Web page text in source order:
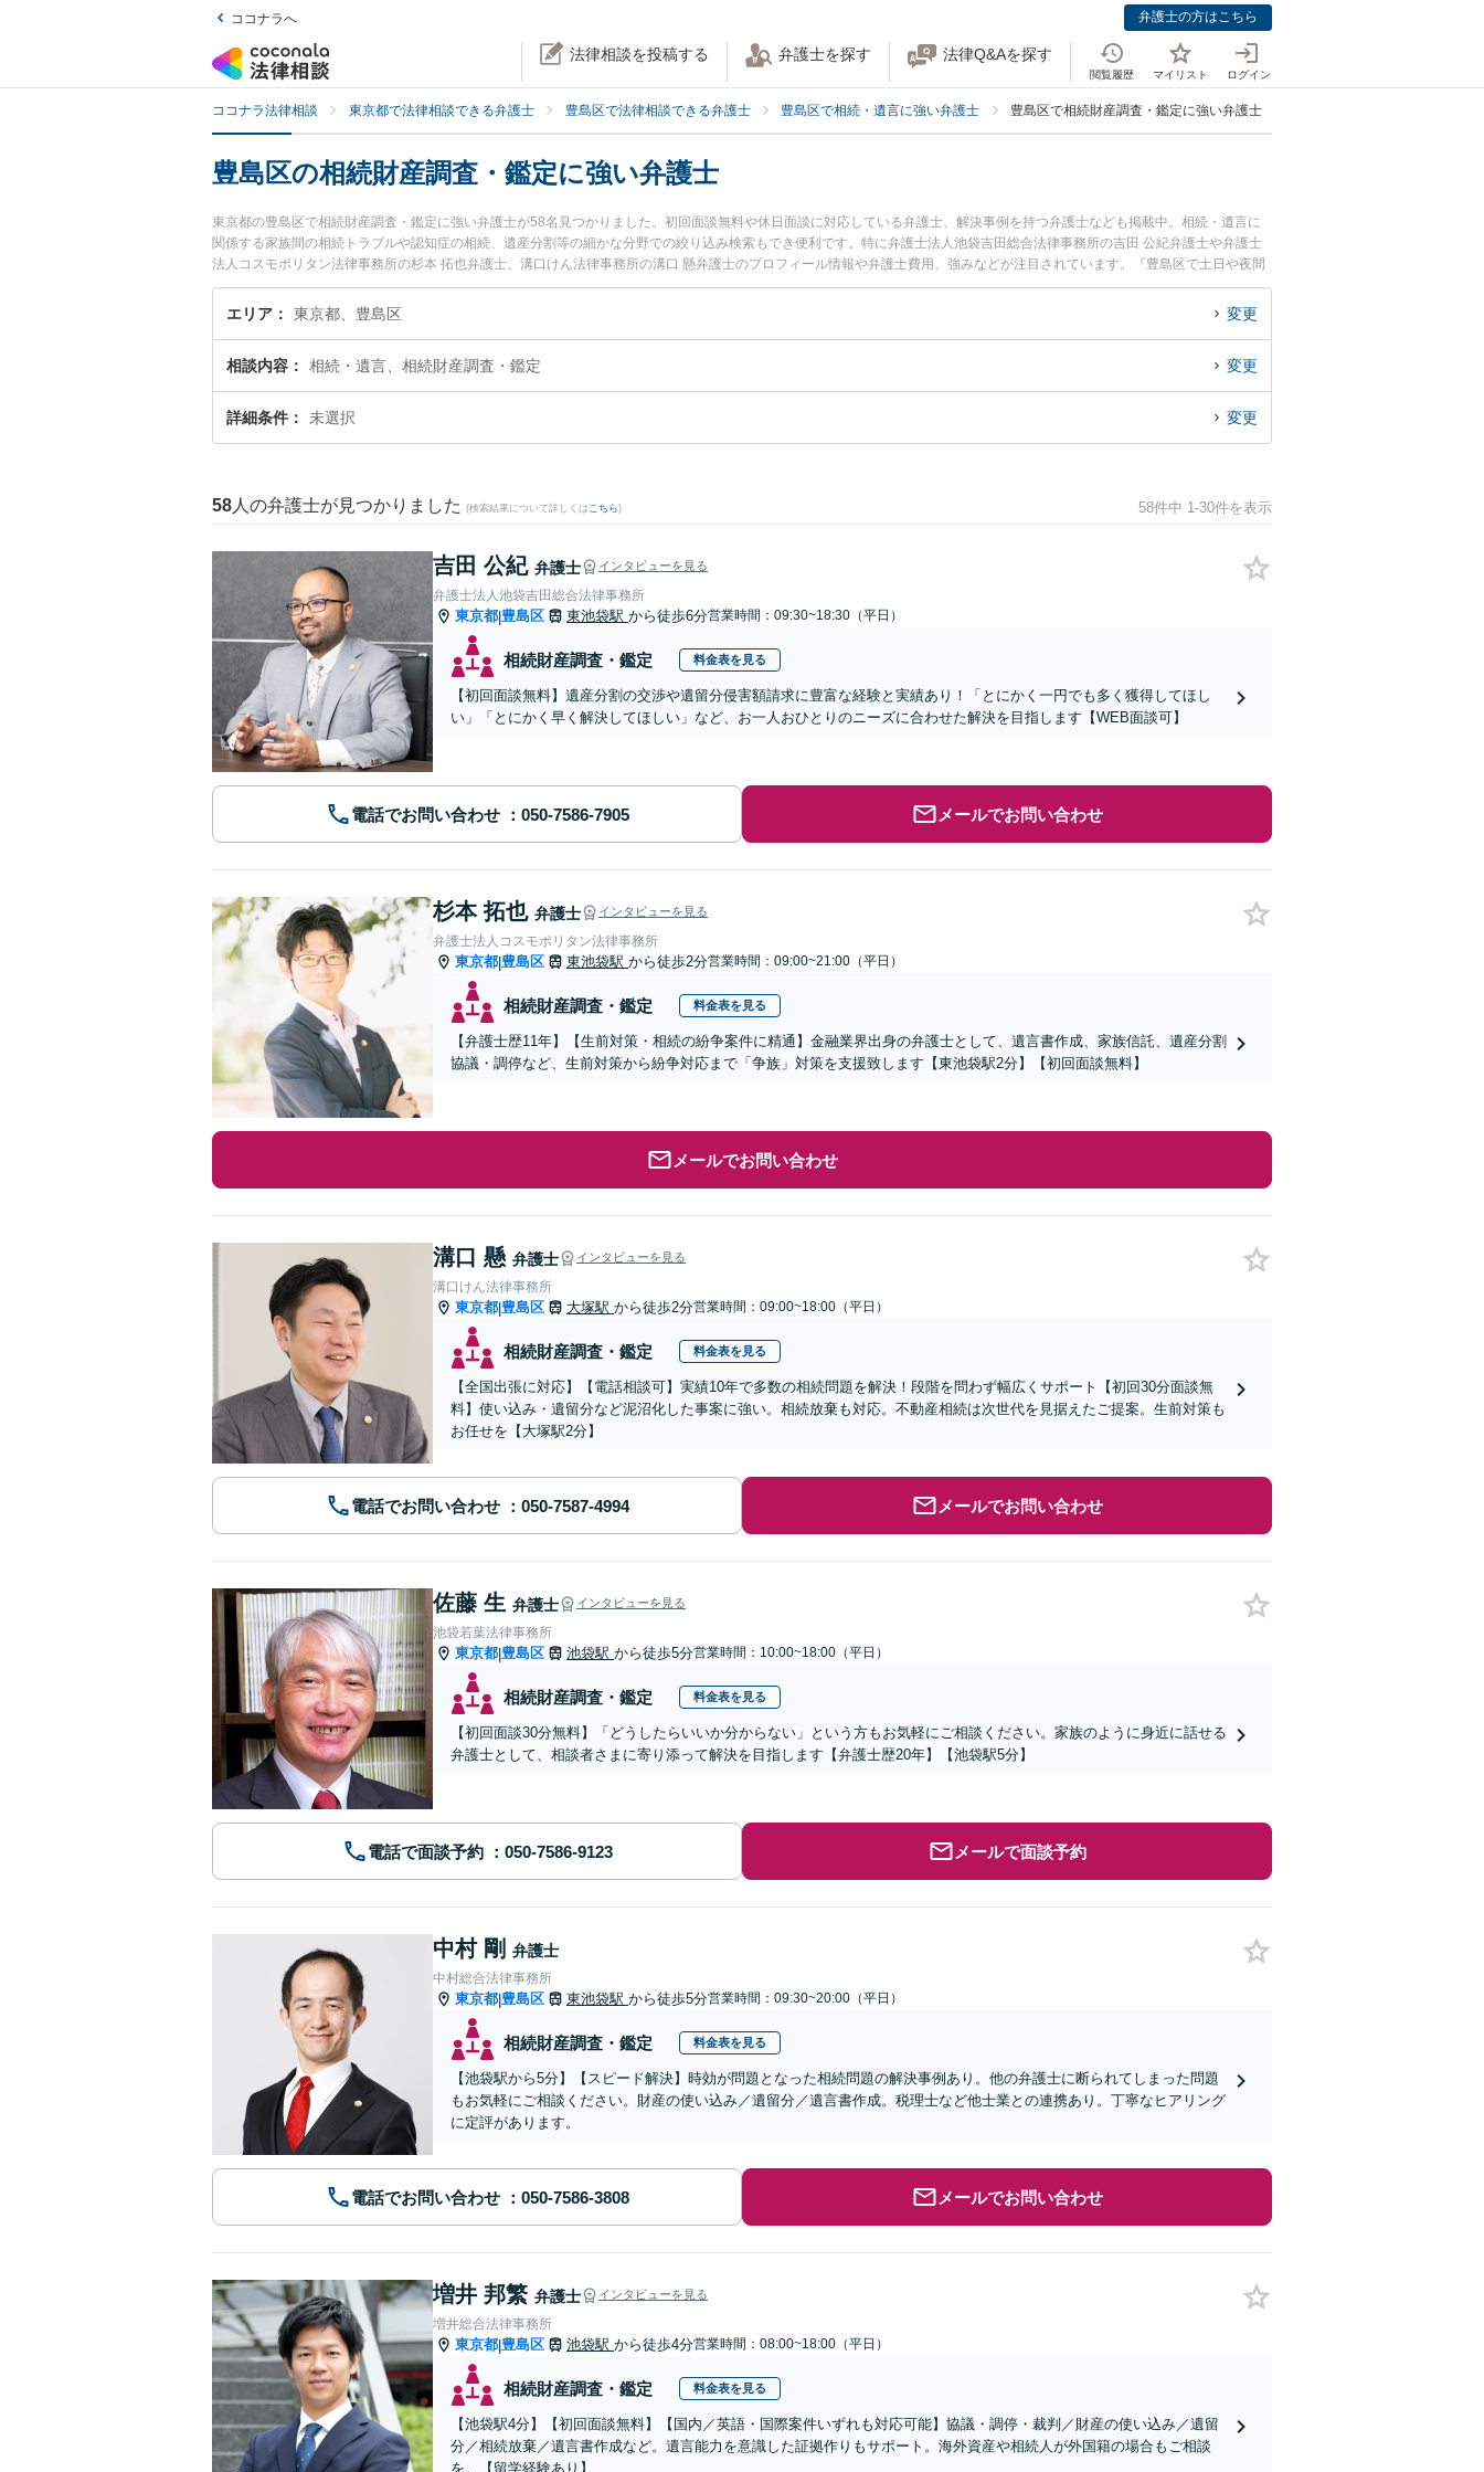
ココナラへ 弁護士の方はこちら
法律相談を投稿する 弁護士を探す 法律Q&Aを探す
閲覧履歴 マイリスト ログイン
ココナラ法律相談 東京都で法律相談できる弁護士 豊島区で法律相談できる弁護士 豊島区で相続・遺言に強い弁護士 豊島区で相続財産調査・鑑定に強い弁護士
豊島区の相続財産調査・鑑定に強い弁護士
東京都の豊島区で相続財産調査・鑑定に強い弁護士が58名見つかりました。初回面談無料や休日面談に対応している弁護士、解決事例を持つ弁護士なども掲載中。相続・遺言に
関係する家族間の相続トラブルや認知症の相続、遺産分割等の細かな分野での絞り込み検索もでき便利です。特に弁護士法人池袋吉田総合法律事務所の吉田 公紀弁護士や弁護士
法人コスモポリタン法律事務所の杉本 拓也弁護士、溝口けん法律事務所の溝口 懸弁護士のプロフィール情報や弁護士費用、強みなどが注目されています。『豊島区で土日や夜間
に発生した相続財産調査・鑑定のトラブルを今すぐに弁護士に相談したい』『相続財産調査・鑑定のトラブル解決の実績豊富な近くの弁護士を検索したい』『初回相談無料で相続
財産調査・鑑定を法律相談できる豊島区内の弁護士に相談予約したい』などでお困りの相談者さんにおすすめです。
エリア 東京都、豊島区 変更
相談内容 相続・遺言、相続財産調査・鑑定 変更
詳細条件 未選択 変更
58 人の弁護士が見つかりました (検索結果について詳しくは こちら) 58件中 1-30件を表示
吉田 公紀 弁護士 インタビューを見る
弁護士法人池袋吉田総合法律事務所
東京都|豊島区 東池袋駅 から徒歩6分営業時間：09:30~18:30（平日）
相続財産調査・鑑定 料金表を見る
【初回面談無料】遺産分割の交渉や遺留分侵害額請求に豊富な経験と実績あり！「とにかく一円でも多く獲得してほし
い」「とにかく早く解決してほしい」など、お一人おひとりのニーズに合わせた解決を目指します【WEB面談可】
電話でお問い合わせ メールでお問い合わせ
杉本 拓也 弁護士 インタビューを見る
弁護士法人コスモポリタン法律事務所
東京都|豊島区 東池袋駅 から徒歩2分営業時間：09:00~21:00（平日）
相続財産調査・鑑定 料金表を見る
【弁護士歴11年】【生前対策・相続の紛争案件に精通】金融業界出身の弁護士として、遺言書作成、家族信託、遺産分割
協議・調停など、生前対策から紛争対応まで「争族」対策を支援致します【東池袋駅2分】【初回面談無料】
メールでお問い合わせ
溝口 懸 弁護士 インタビューを見る
溝口けん法律事務所
東京都|豊島区 大塚駅 から徒歩2分営業時間：09:00~18:00（平日）
相続財産調査・鑑定 料金表を見る
【全国出張に対応】【電話相談可】実績10年で多数の相続問題を解決！段階を問わず幅広くサポート【初回30分面談無
料】使い込み・遺留分など泥沼化した事案に強い。相続放棄も対応。不動産相続は次世代を見据えたご提案。生前対策も
お任せを【大塚駅2分】
電話でお問い合わせ メールでお問い合わせ
佐藤 生 弁護士 インタビューを見る
池袋若葉法律事務所
東京都|豊島区 池袋駅 から徒歩5分営業時間：10:00~18:00（平日）
相続財産調査・鑑定 料金表を見る
【初回面談30分無料】「どうしたらいいか分からない」という方もお気軽にご相談ください。家族のように身近に話せる
弁護士として、相談者さまに寄り添って解決を目指します【弁護士歴20年】【池袋駅5分】
電話で面談予約 メールで面談予約
中村 剛 弁護士
中村総合法律事務所
東京都|豊島区 東池袋駅 から徒歩5分営業時間：09:30~20:00（平日）
相続財産調査・鑑定 料金表を見る
【池袋駅から5分】【スピード解決】時効が問題となった相続問題の解決事例あり。他の弁護士に断られてしまった問題
もお気軽にご相談ください。財産の使い込み／遺留分／遺言書作成。税理士など他士業との連携あり。丁寧なヒアリング
に定評があります。
電話でお問い合わせ メールでお問い合わせ
増井 邦繁 弁護士 インタビューを見る
増井総合法律事務所
東京都|豊島区 池袋駅 から徒歩4分営業時間：08:00~18:00（平日）
相続財産調査・鑑定 料金表を見る
【池袋駅4分】【初回面談無料】【国内／英語・国際案件いずれも対応可能】協議・調停・裁判／財産の使い込み／遺留
分／相続放棄／遺言書作成など。遺言能力を意識した証拠作りもサポート。海外資産や相続人が外国籍の場合もご相談
を。【留学経験あり】